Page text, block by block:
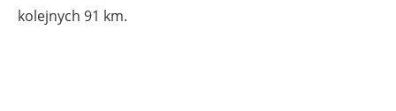
kolejnych 91 km.